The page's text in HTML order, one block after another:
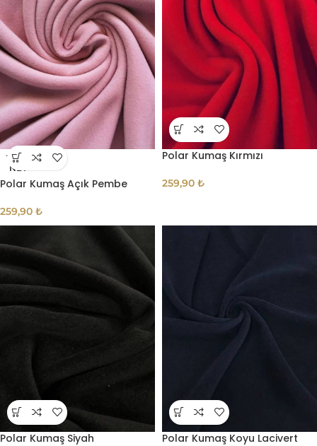
TÜKE
NDI
Polar Kumaş Açık Pembe
259,90 ₺
Polar Kumaş Kırmızı
259,90 ₺
Polar Kumaş Siyah Polar Kumaş Koyu Lacivert